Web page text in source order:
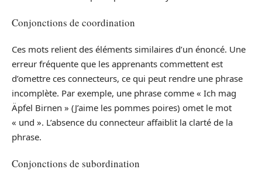
Conjonctions de coordination
Ces mots relient des éléments similaires d’un énoncé. Une
erreur fréquente que les apprenants commettent est
d’omettre ces connecteurs, ce qui peut rendre une phrase
incomplète. Par exemple, une phrase comme « Ich mag
Äpfel Birnen » (J’aime les pommes poires) omet le mot
« und ». L’absence du connecteur affaiblit la clarté de la
phrase.
Conjonctions de subordination